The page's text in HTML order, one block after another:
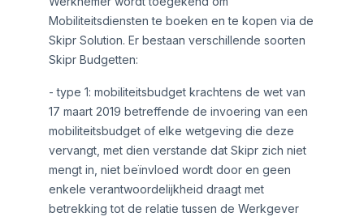
Mobiliteitsdiensten te boeken en te kopen via de
Skipr Solution. Er bestaan verschillende soorten
Skipr Budgetten:
- type 1: mobiliteitsbudget krachtens de wet van
17 maart 2019 betreffende de invoering van een
mobiliteitsbudget of elke wetgeving die deze
vervangt, met dien verstande dat Skipr zich niet
mengt in, niet beïnvloed wordt door en geen
enkele verantwoordelijkheid draagt met
betrekking tot de relatie tussen de Werkgever